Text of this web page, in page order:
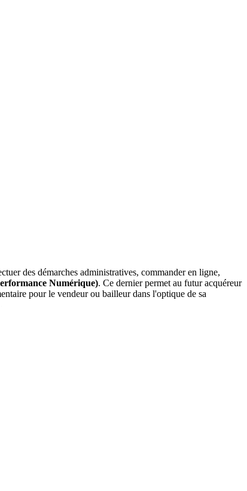
des démarches administratives, commander en ligne,
Numérique). Ce dernier permet au futur acquéreur
pour le vendeur ou bailleur dans l'optique de sa